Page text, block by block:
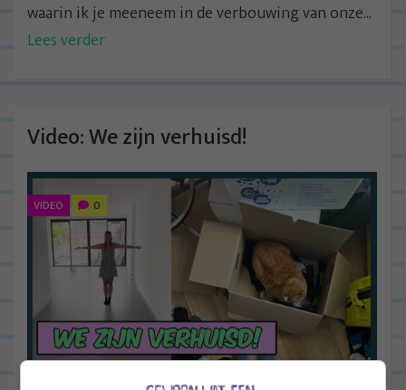
waarin ik je meeneem in de verbouwing van onze...
Lees verder
Video: We zijn verhuisd!
VIDEO 0